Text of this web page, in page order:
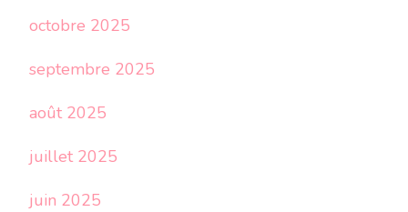
octobre 2025
septembre 2025
août 2025
juillet 2025
juin 2025